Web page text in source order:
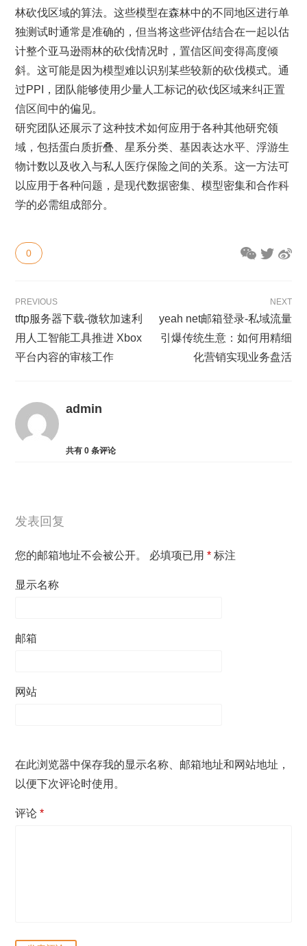
林砍伐区域的算法。这些模型在森林中的不同地区进行单
独测试时通常是准确的，但当将这些评估结合在一起以估
计整个亚马逊雨林的砍伐情况时，置信区间变得高度倾
斜。这可能是因为模型难以识别某些较新的砍伐模式。通
过PPI，团队能够使用少量人工标记的砍伐区域来纠正置
信区间中的偏见。
研究团队还展示了这种技术如何应用于各种其他研究领
域，包括蛋白质折叠、星系分类、基因表达水平、浮游生
物计数以及收入与私人医疗保险之间的关系。这一方法可
以应用于各种问题，是现代数据密集、模型密集和合作科
学的必需组成部分。
0
PREVIOUS
tftp服务器下载-微软加速利
用人工智能工具推进 Xbox
平台内容的审核工作
NEXT
yeah net邮箱登录-私域流量
引爆传统生意：如何用精细
化营销实现业务盘活
admin
共有0 条评论
发表回复
您的邮箱地址不会被公开。 必填项已用* 标注
显示名称
邮箱
网站
在此浏览器中保存我的显示名称、邮箱地址和网站地址，
以便下次评论时使用。
评论*